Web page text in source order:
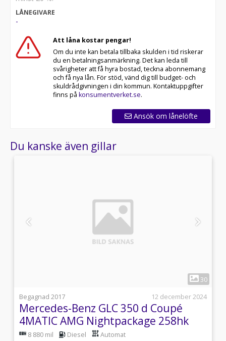
LÅNEGIVARE
-
Att låna kostar pengar!
Om du inte kan betala tillbaka skulden i tid riskerar
du en betalningsanmärkning. Det kan leda till
svårigheter att få hyra bostad, teckna abonnemang
och få nya lån. För stöd, vänd dig till budget- och
skuldrådgivningen i din kommun. Kontaktuppgifter
finns på konsumentverket.se.
Ansök om lånelöfte
Du kanske även gillar
30
Begagnad 2017
12 december 2024
Mercedes-Benz GLC 350 d Coupé
4MATIC AMG Nightpackage 258hk
8 880 mil Diesel Automat